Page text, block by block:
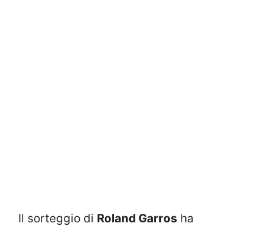
Il sorteggio di Roland Garros ha